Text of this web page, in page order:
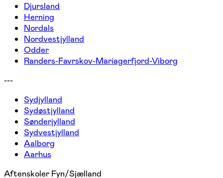
Djursland
Herning
Nordals
Nordvestjylland
Odder
Randers-Favrskov-Mariagerfjord-Viborg
---
Sydjylland
Sydøstjylland
Sønderjylland
Sydvestjylland
Aalborg
Aarhus
Aftenskoler Fyn/Sjælland